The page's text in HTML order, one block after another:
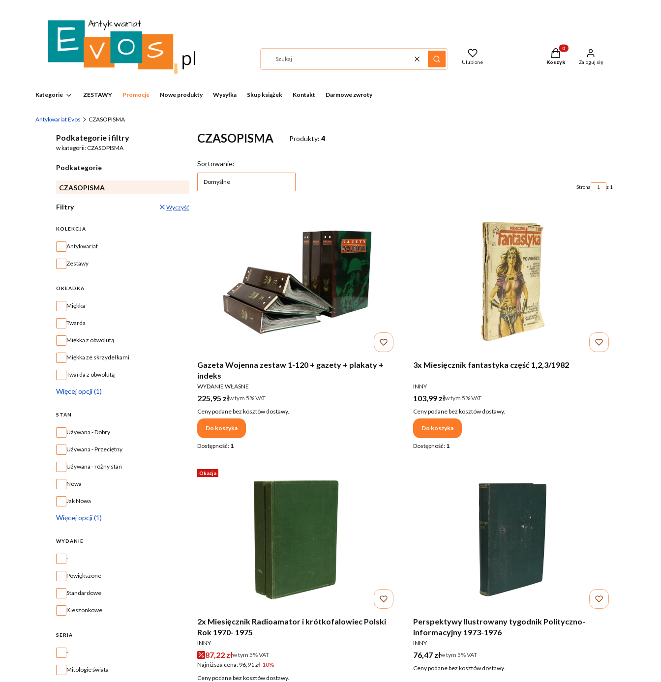
WyczyśćSzukaj Ulubione
Produkty w koszyku: 0. Zobacz
Koszyk Zaloguj się
Kategorie ZESTAWY Promocje Nowe produkty Wysyłka Skup książek Kontakt Darmowe zwroty
Antykwariat Evos CZASOPISMA
Podkategorie i filtry
w kategorii: CZASOPISMA
Podkategorie
CZASOPISMA
Filtry Wyczyść
KOLEKCJA
Kolekcja
Antykwariat
Zestawy
OKŁADKA
Okładka
Miękka
Twarda
Miękka z obwolutą
Miękka ze skrzydełkami
Twarda z obwolutą
Więcej opcji (1)
STAN
StanUżywana - Dobry
Używana - Przeciętny
Używana - różny stan
Nowa
Jak Nowa
Więcej opcji (1)
WYDANIE
Wydanie
-
Powiększone
Standardowe
Kieszonkowe
SERIA
Seria-
Mitologie świata
CZASOPISMA Produkty: 4
Lista produktów
Sortowanie:
Domyślne
Strona z 1
Gazeta Wojenna zestaw 1-120 + gazety + plakaty +
indeks
PRODUCENT
WYDANIE WŁASNE
Cena brutto
225,95 złw tym %s VAT
w tym 5%VAT
Ceny podane bez kosztów dostawy.
Do koszyka
Dostępność: 1
3x Miesięcznik fantastyka część 1,2,3/1982
PRODUCENT
INNY
Cena brutto
103,99 złw tym %s VAT
w tym 5%VAT
Ceny podane bez kosztów dostawy.
Do koszyka
Dostępność: 1
Okazja
2x Miesięcznik Radioamator i krótkofalowiec Polski
Rok 1970- 1975
PRODUCENT
INNY
Cena promocyjna brutto
87,22 złw tym %s VAT
w tym 5%VAT
Najniższa cena:96,91 zł-10%
Ceny podane bez kosztów dostawy.
Perspektywy Ilustrowany tygodnik Polityczno-
informacyjny 1973-1976
PRODUCENT
INNY
Cena brutto
76,47 złw tym %s VAT
w tym 5%VAT
Ceny podane bez kosztów dostawy.